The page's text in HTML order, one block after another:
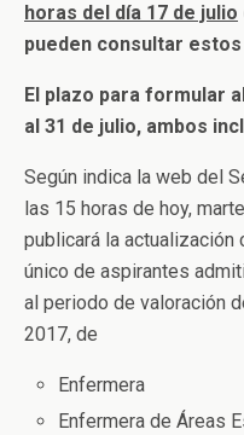
horas del día 17 de julio
pueden consultar
El plazo para formular
al 31 de julio, ambos
Según indica la web del
las 15 horas de hoy,
publicará la
único de aspirantes
al periodo de valoración
2017, de
Enfermera
Enfermera de Áreas